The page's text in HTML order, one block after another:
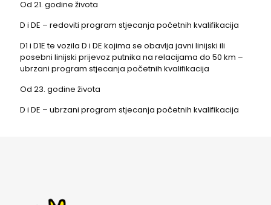
Od 21. godine života
D i DE – redoviti program stjecanja početnih kvalifikacija
D1 i D1E te vozila D i DE kojima se obavlja javni linijski ili
posebni linijski prijevoz putnika na relacijama do 50 km –
ubrzani program stjecanja početnih kvalifikacija
Od 23. godine života
D i DE – ubrzani program stjecanja početnih kvalifikacija